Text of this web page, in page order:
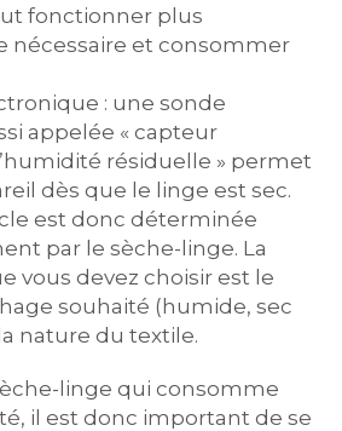
fonctionner plus
nécessaire et consommer
: une sonde
appelée « capteur
résiduelle » permet
dès que le linge est sec.
est donc déterminée
par le sèche-linge. La
vous devez choisir est le
souhaité (humide, sec
nature du textile.
linge qui consomme
il est donc important de se